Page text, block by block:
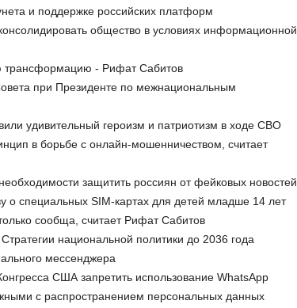
и поддержке российских платформ
общество в условиях информационной
трансформацию - Рифат Сабитов
при Президенте по межнациональным
удивительный героизм и патриотизм в ходе СВО
в борьбе с онлайн-мошенничеством, считает
защитить россиян от фейковых новостей
специальных SIM-картах для детей младше 14 лет
сообща, считает Рифат Сабитов
национальной политики до 2036 года
мессенджера
США запретить использование WhatsApp
с распространением персональных данных